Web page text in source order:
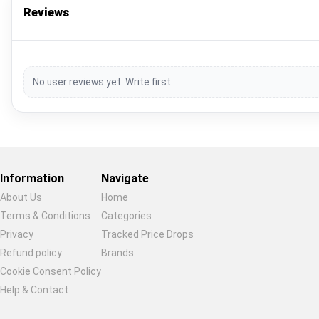
Reviews
No user reviews yet. Write first.
Restore previous
Information
About Us
Terms & Conditions
Privacy
Refund policy
Cookie Consent Policy
Help & Contact
Navigate
Home
Categories
Tracked Price Drops
Brands